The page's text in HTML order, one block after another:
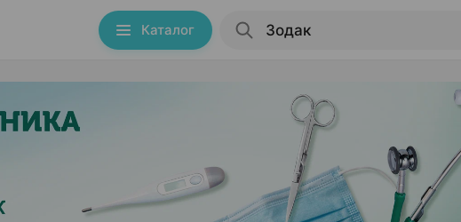
Каталог